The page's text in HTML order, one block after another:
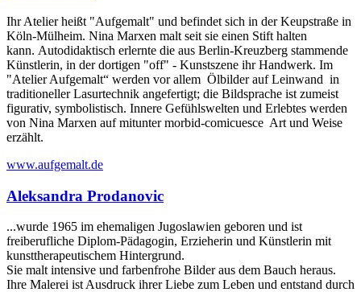
Ihr Atelier heißt "Aufgemalt" und befindet sich in der Keupstraße in
Köln-Mülheim. Nina Marxen malt seit sie einen Stift halten
kann. Autodidaktisch erlernte die aus Berlin-Kreuzberg stammende
Künstlerin, in der dortigen "off" - Kunstszene ihr Handwerk. Im
"Atelier Aufgemalt“ werden vor allem Ölbilder auf Leinwand in
traditioneller Lasurtechnik angefertigt; die Bildsprache ist zumeist
figurativ, symbolistisch. Innere Gefühlswelten und Erlebtes werden
von Nina Marxen auf mitunter morbid-comicuesce Art und Weise
erzählt.
www.aufgemalt.de
Aleksandra Prodanovic
...wurde 1965 im ehemaligen Jugoslawien geboren und ist
freiberufliche Diplom-Pädagogin, Erzieherin und Künstlerin mit
kunsttherapeutischem Hintergrund.
Sie malt intensive und farbenfrohe Bilder aus dem Bauch heraus.
Ihre Malerei ist Ausdruck ihrer Liebe zum Leben und entstand durch